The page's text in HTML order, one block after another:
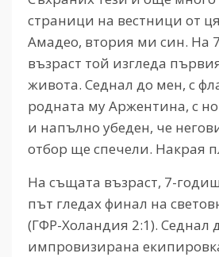
страници на вестници от
Амадео, втория ми син. На
възраст той изгледа
живота. Седнал до мен, с
родната му Аржентина, с
и напълно убеден, че
отбор ще спечели. Накрая
На същата възраст, 7-
път гледах финал на
(ГФР-Холандия 2:1). Седнал
импровизирана